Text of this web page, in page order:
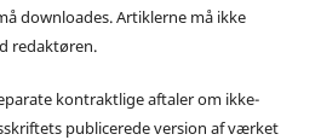
downloades. Artiklerne må ikke
redaktøren.
kontraktlige aftaler om ikke-
publicerede version af værket